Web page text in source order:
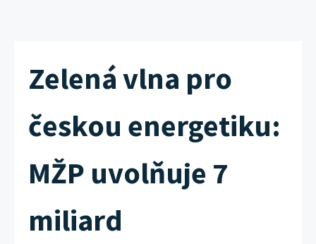
Zelená vlna pro
českou energetiku:
MŽP uvolňuje 7
miliard